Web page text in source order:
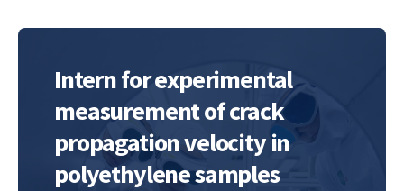
Intern for experimental
measurement of crack
propagation velocity in
polyethylene samples